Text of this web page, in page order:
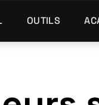
OUTILS